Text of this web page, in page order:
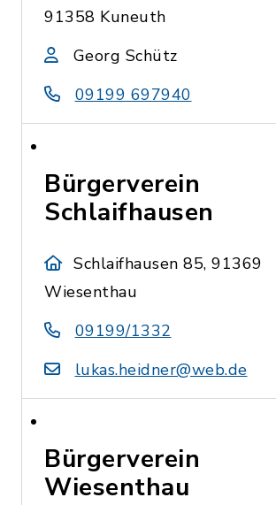
91358 Kuneuth
Georg Schütz
09199 697940
Bürgerverein
Schlaifhausen
Schlaifhausen 85, 91369
Wiesenthau
09199/1332
lukas.heidner@web.de
Bürgerverein
Wiesenthau